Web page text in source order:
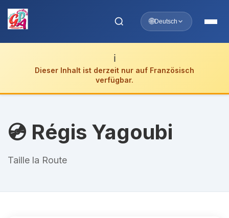
🌐Deutsch
ℹ️
Dieser Inhalt ist derzeit nur auf Französisch
verfügbar.
💿 Régis Yagoubi
Taille la Route